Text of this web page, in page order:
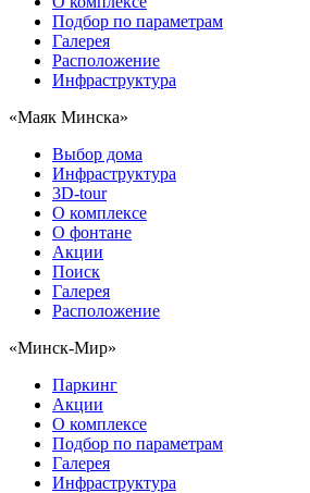
Подбор по параметрам
Галерея
Расположение
Инфраструктура
«Маяк Минска»
Выбор дома
Инфраструктура
3D-tour
О комплексе
О фонтане
Акции
Поиск
Галерея
Расположение
«Минск-Мир»
Паркинг
Акции
О комплексе
Подбор по параметрам
Галерея
Инфраструктура